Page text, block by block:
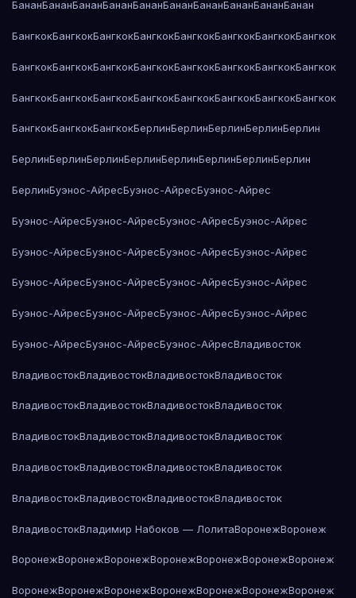
БананБананБананБананБананБананБананБананБананБанан
БангкокБангкокБангкокБангкокБангкокБангкокБангкокБангкок
БангкокБангкокБангкокБангкокБангкокБангкокБангкокБангкок
БангкокБангкокБангкокБангкокБангкокБангкокБангкокБангкок
БангкокБангкокБангкокБерлинБерлинБерлинБерлинБерлин
БерлинБерлинБерлинБерлинБерлинБерлинБерлинБерлин
БерлинБуэнос-АйресБуэнос-АйресБуэнос-Айрес
Буэнос-АйресБуэнос-АйресБуэнос-АйресБуэнос-Айрес
Буэнос-АйресБуэнос-АйресБуэнос-АйресБуэнос-Айрес
Буэнос-АйресБуэнос-АйресБуэнос-АйресБуэнос-Айрес
Буэнос-АйресБуэнос-АйресБуэнос-АйресБуэнос-Айрес
Буэнос-АйресБуэнос-АйресБуэнос-АйресВладивосток
ВладивостокВладивостокВладивостокВладивосток
ВладивостокВладивостокВладивостокВладивосток
ВладивостокВладивостокВладивостокВладивосток
ВладивостокВладивостокВладивостокВладивосток
ВладивостокВладивостокВладивостокВладивосток
ВладивостокВладимир Набоков — ЛолитаВоронежВоронеж
ВоронежВоронежВоронежВоронежВоронежВоронежВоронеж
ВоронежВоронежВоронежВоронежВоронежВоронежВоронеж